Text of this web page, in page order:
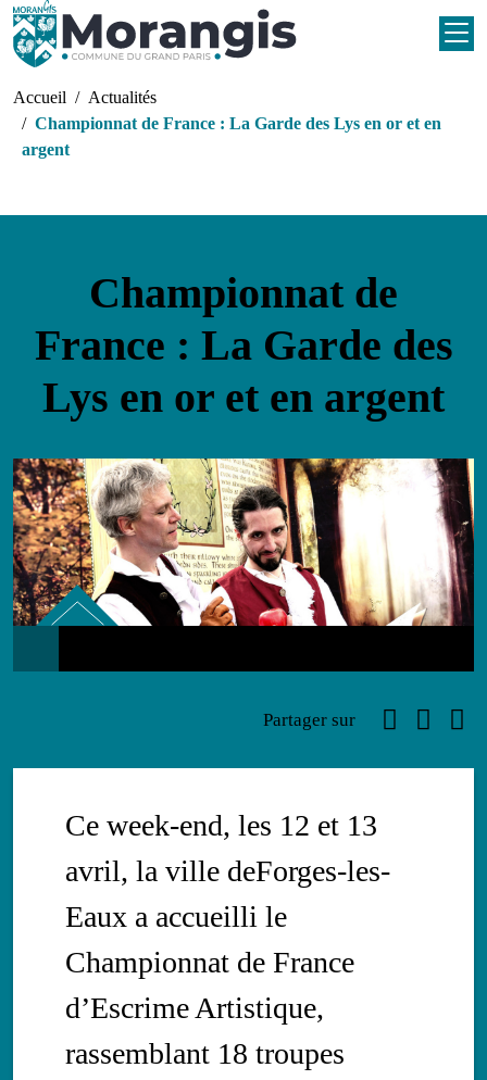
Aller au contenu principal
Fil d'Ariane
Accueil
Actualités
Championnat de France : La Garde des Lys en or et en
argent
Championnat de
France : La Garde des
Lys en or et en argent
Partager sur
Facebook
Ce week-end, les 12 et 13
avril, la ville deForges-les-
Eaux a accueilli le
Championnat de France
d’Escrime Artistique,
rassemblant 18 troupes